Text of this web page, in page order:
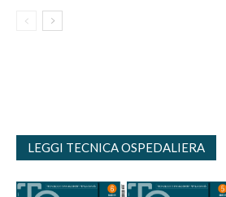
LEGGI TECNICA OSPEDALIERA